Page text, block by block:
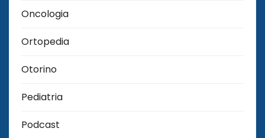
Oncologia
Ortopedia
Otorino
Pediatria
Podcast